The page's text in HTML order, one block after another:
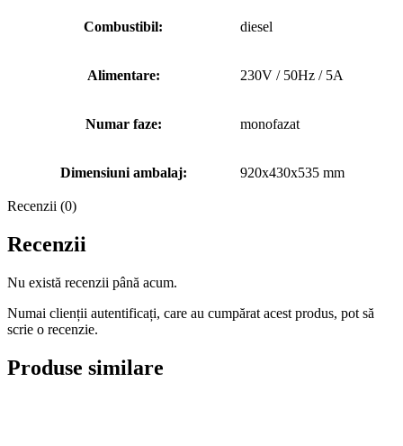
Combustibil: diesel
Alimentare: 230V / 50Hz / 5A
Numar faze: monofazat
Dimensiuni ambalaj: 920x430x535 mm
Recenzii (0)
Recenzii
Nu există recenzii până acum.
Numai clienții autentificați, care au cumpărat acest produs, pot să
scrie o recenzie.
Produse similare